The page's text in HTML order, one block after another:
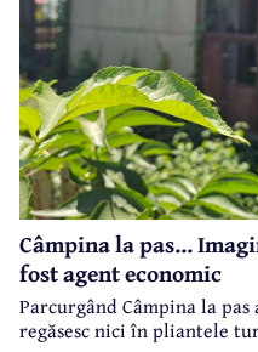
Câmpina la pas...
fost agent economic
Parcurgând Câmpina la
regăsesc nici în pliantele